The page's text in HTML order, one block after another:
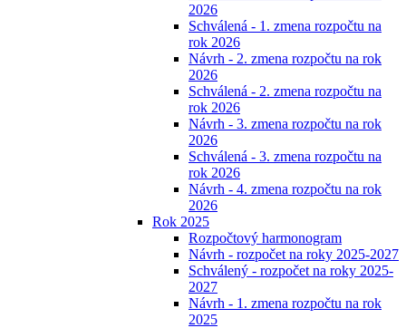
2026
Schválená - 1. zmena rozpočtu na
rok 2026
Návrh - 2. zmena rozpočtu na rok
2026
Schválená - 2. zmena rozpočtu na
rok 2026
Návrh - 3. zmena rozpočtu na rok
2026
Schválená - 3. zmena rozpočtu na
rok 2026
Návrh - 4. zmena rozpočtu na rok
2026
Rok 2025
Rozpočtový harmonogram
Návrh - rozpočet na roky 2025-2027
Schválený - rozpočet na roky 2025-
2027
Návrh - 1. zmena rozpočtu na rok
2025